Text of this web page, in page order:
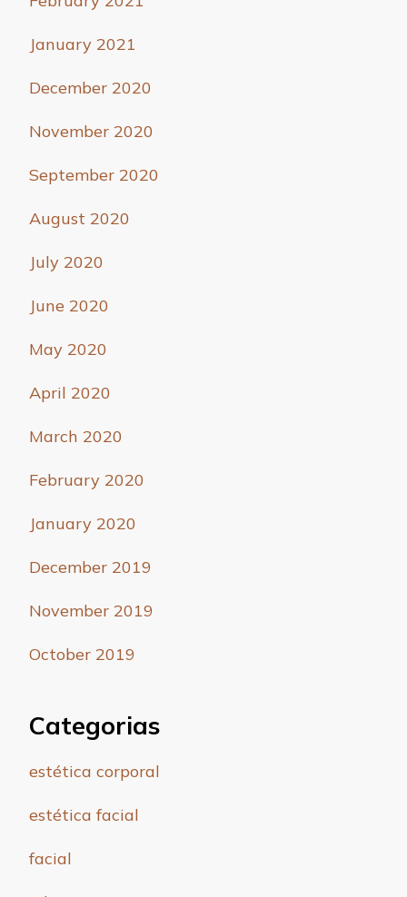
January 2021
December 2020
November 2020
September 2020
August 2020
July 2020
June 2020
May 2020
April 2020
March 2020
February 2020
January 2020
December 2019
November 2019
October 2019
Categorias
estética corporal
estética facial
facial